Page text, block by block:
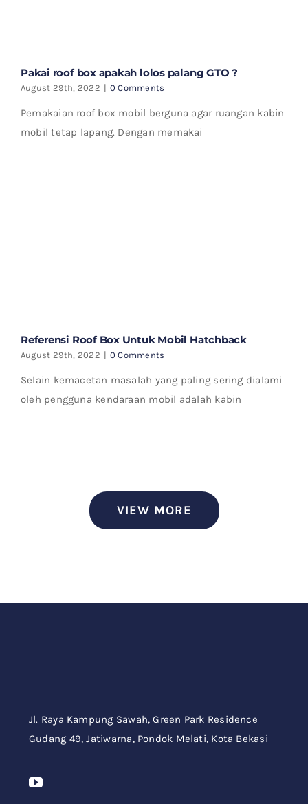
Pakai roof box apakah lolos palang GTO ?
August 29th, 2022 | 0 Comments
Pemakaian roof box mobil berguna agar ruangan kabin
mobil tetap lapang. Dengan memakai
Referensi Roof Box Untuk Mobil Hatchback
August 29th, 2022 | 0 Comments
Selain kemacetan masalah yang paling sering dialami
oleh pengguna kendaraan mobil adalah kabin
VIEW MORE
Jl. Raya Kampung Sawah,Green Park Residence
Gudang 49,Jatiwarna, Pondok Melati, Kota Bekasi